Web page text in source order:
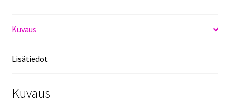
Kuvaus
Lisätiedot
Kuvaus